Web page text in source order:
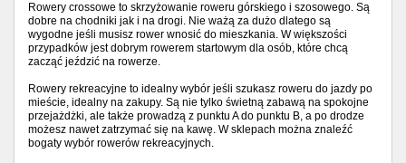
Rowery crossowe to skrzyżowanie roweru górskiego i szosowego. Są
dobre na chodniki jak i na drogi. Nie ważą za dużo dlatego są
wygodne jeśli musisz rower wnosić do mieszkania. W większości
przypadków jest dobrym rowerem startowym dla osób, które chcą
zacząć jeździć na rowerze.
Rowery rekreacyjne to idealny wybór jeśli szukasz roweru do jazdy po
mieście, idealny na zakupy. Są nie tylko świetną zabawą na spokojne
przejażdżki, ale także prowadzą z punktu A do punktu B, a po drodze
możesz nawet zatrzymać się na kawę. W sklepach można znaleźć
bogaty wybór rowerów rekreacyjnych.